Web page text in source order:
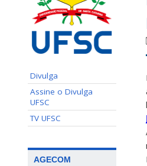
Divulga
Assine o Divulga
UFSC
TV UFSC
AGECOM